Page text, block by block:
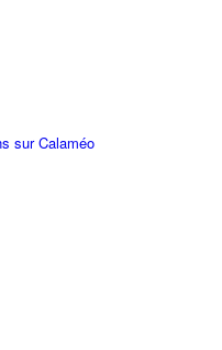
sur Calaméo